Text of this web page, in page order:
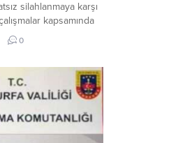
silahlanmaya karşı
kapsamında
ikamete operasyon
çok sayıda
Haber Merkezi –
Basın ve Halkla İlişkiler
yapılan açıklamaya
0